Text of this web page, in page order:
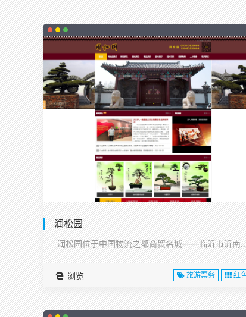
润松园
润松园位于中国物流之都商
浏览 旅游票务 红